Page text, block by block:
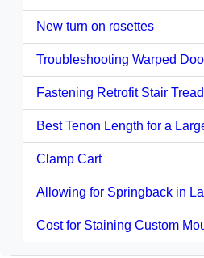
New turn on rosettes
Troubleshooting Warped
Fastening Retrofit Stair
Best Tenon Length for a
Clamp Cart
Allowing for Springback in
Cost for Staining Custom